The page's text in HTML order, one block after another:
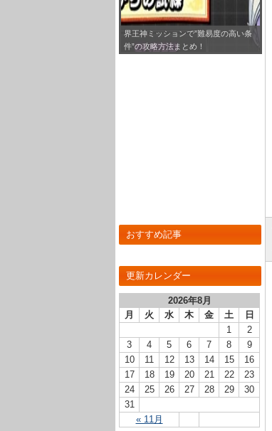
界王神ミッションで”難易度の高い条
件”の攻略方法まとめ！
おすすめ記事
更新カレンダー
2026年8月
月
火 水 木 金 土 日
« 11月
1
2
3
4 5 6 7 8
9
10
11 12 13 14 15
16
17
18 19 20 21 22
23
24
25 26 27 28 29
30
31